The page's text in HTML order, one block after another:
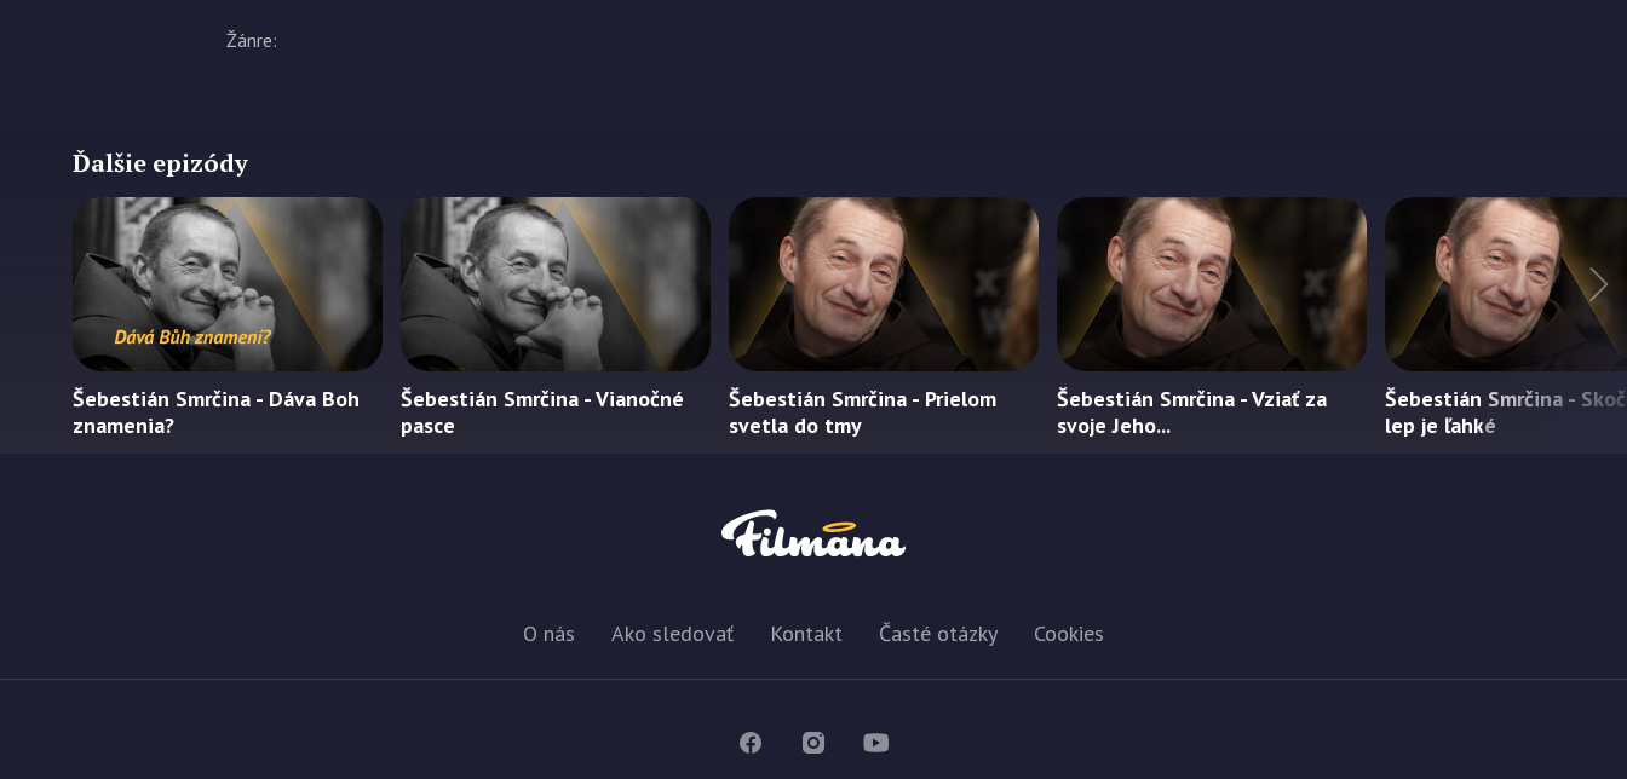
Žánre:
Ďalšie epizódy
Šebestián Smrčina - Dáva Boh
znamenia?
Šebestián Smrčina - Vianočné
pasce
Šebestián Smrčina - Prielom
svetla do tmy
Šebestián Smrčina - Vziať za
svoje Jeho...
Šebestián Smrčina -
lep je ľahké
O nás Ako sledovať Kontakt Časté otázky Cookies